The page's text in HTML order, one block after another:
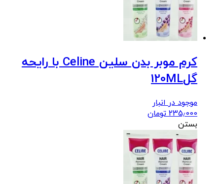
کرم موبر بدن سلین Celine با رایحه
گل120ML
موجود در انبار
235٫000 تومان
بستن